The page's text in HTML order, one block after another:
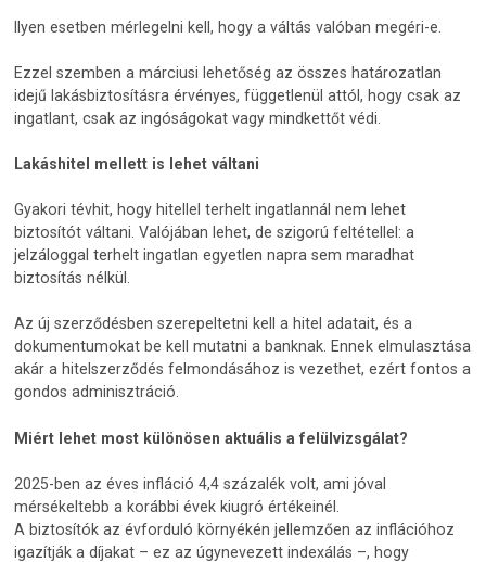
Ilyen esetben mérlegelni kell, hogy a váltás valóban megéri-e.
Ezzel szemben a márciusi lehetőség az összes határozatlan
idejű lakásbiztosításra érvényes, függetlenül attól, hogy csak az
ingatlant, csak az ingóságokat vagy mindkettőt védi.
Lakáshitel mellett is lehet váltani
Gyakori tévhit, hogy hitellel terhelt ingatlannál nem lehet
biztosítót váltani. Valójában lehet, de szigorú feltétellel: a
jelzáloggal terhelt ingatlan egyetlen napra sem maradhat
biztosítás nélkül.
Az új szerződésben szerepeltetni kell a hitel adatait, és a
dokumentumokat be kell mutatni a banknak. Ennek elmulasztása
akár a hitelszerződés felmondásához is vezethet, ezért fontos a
gondos adminisztráció.
Miért lehet most különösen aktuális a felülvizsgálat?
2025-ben az éves infláció 4,4 százalék volt, ami jóval
mérsékeltebb a korábbi évek kiugró értékeinél.
A biztosítók az évforduló környékén jellemzően az inflációhoz
igazítják a díjakat – ez az úgynevezett indexálás –, hogy